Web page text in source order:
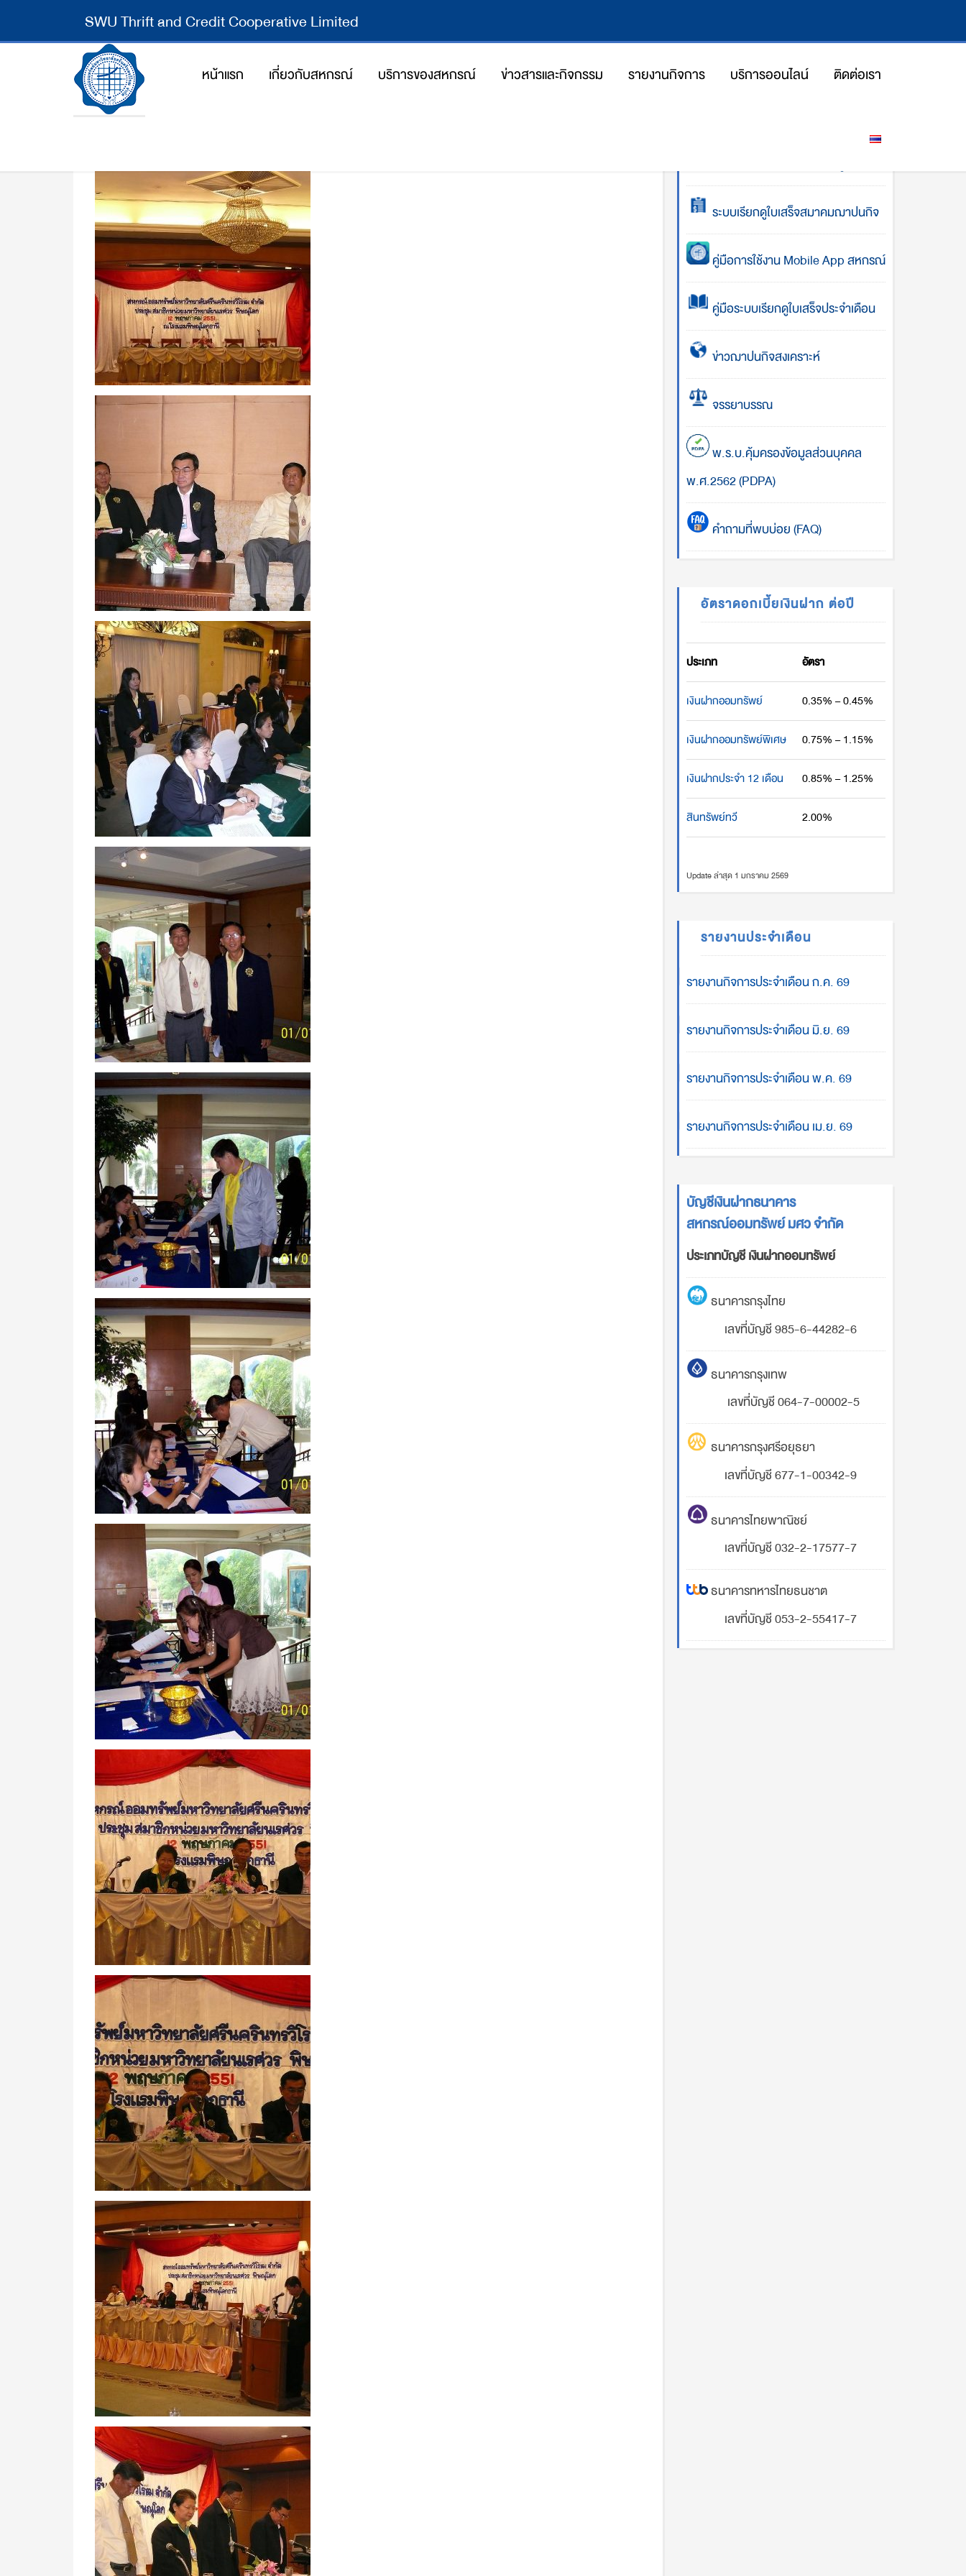
SWU Thrift and Credit Cooperative Limited
หน้าแรก เกี่ยวกับสหกรณ์ บริการของสหกรณ์ ข่าวสารและกิจกรรม รายงานกิจการ บริการออนไลน์ ติดต่อเรา
ระบบเรียกดูใบเสร็จสมาคมฌาปนกิจ
คู่มือการใช้งาน Mobile App สหกรณ์
คู่มือระบบเรียกดูใบเสร็จประจำเดือน
ข่าวฌาปนกิจสงเคราะห์
จรรยาบรรณ
พ.ร.บ.คุ้มครองข้อมูลส่วนบุคคล
พ.ศ.2562 (PDPA)
คำถามที่พบบ่อย (FAQ)
อัตราดอกเบี้ยเงินฝาก ต่อปี
ประเภท อัตรา
เงินฝากออมทรัพย์ 0.35% – 0.45%
เงินฝากออมทรัพย์พิเศษ 0.75% – 1.15%
เงินฝากประจำ 12 เดือน 0.85% – 1.25%
สินทรัพย์ทวี 2.00%
Update ล่าสุด 1 มกราคม 2569
รายงานประจำเดือน
รายงานกิจการประจำเดือน ก.ค. 69
รายงานกิจการประจำเดือน มิ.ย. 69
รายงานกิจการประจำเดือน พ.ค. 69
รายงานกิจการประจำเดือน เม.ย. 69
บัญชีเงินฝากธนาคาร
สหกรณ์ออมทรัพย์ มศว จำกัด
ประเภทบัญชี เงินฝากออมทรัพย์
ธนาคารกรุงไทย
เลขที่บัญชี 985-6-44282-6
ธนาคารกรุงเทพ
เลขที่บัญชี 064-7-00002-5
ธนาคารกรุงศรีอยุธยา
เลขที่บัญชี 677-1-00342-9
ธนาคารไทยพาณิชย์
เลขที่บัญชี 032-2-17577-7
ธนาคารทหารไทยธนชาต
เลขที่บัญชี 053-2-55417-7